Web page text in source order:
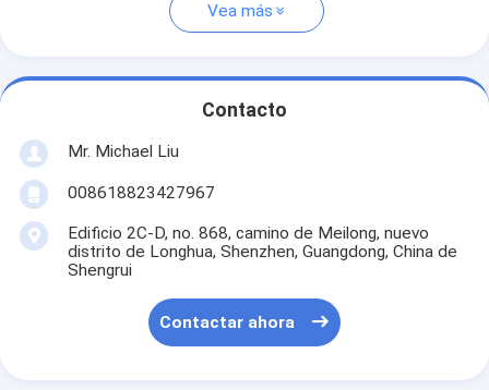
Vea más
Contacto
Mr. Michael Liu
008618823427967
Edificio 2C-D, no. 868, camino de Meilong, nuevo
distrito de Longhua, Shenzhen, Guangdong, China de
Shengrui
Contactar ahora